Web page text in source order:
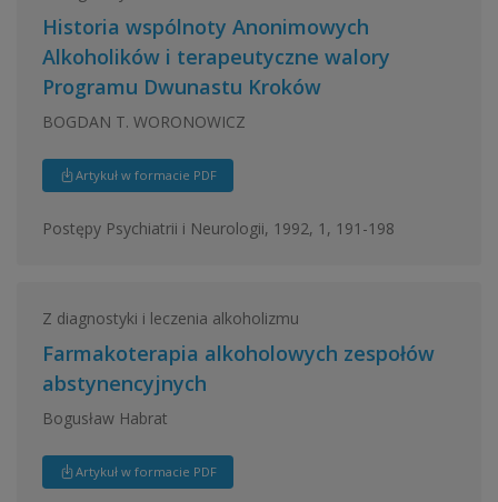
Historia wspólnoty Anonimowych
Alkoholików i terapeutyczne walory
Programu Dwunastu Kroków
BOGDAN T. WORONOWICZ
Artykuł w formacie PDF
Postępy Psychiatrii i Neurologii, 1992, 1, 191-198
Z diagnostyki i leczenia alkoholizmu
Farmakoterapia alkoholowych zespołów
abstynencyjnych
Bogusław Habrat
Artykuł w formacie PDF